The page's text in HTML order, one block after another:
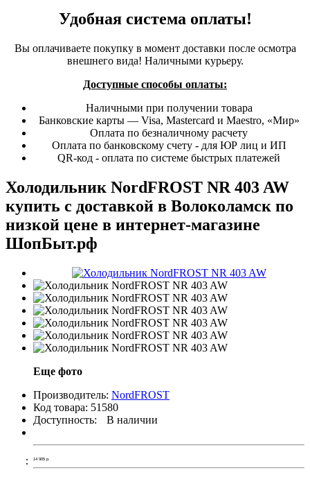
Удобная система оплаты!
Вы оплачиваете покупку в момент доставки после осмотра
внешнего вида! Наличными курьеру.
Доступные способы оплаты:
Наличными при получении товара
Банковские карты — Visa, Mastercard и Maestro, «Мир»
Оплата по безналичному расчету
Оплата по банковскому счету - для ЮР лиц и ИП
QR-код - оплата по системе быстрых платежей
Холодильник NordFROST NR 403 AW
купить с доставкой в Волоколамск по
низкой цене в интернет-магазине
ШопБыт.рф
Еще фото
Производитель: NordFROST
Код товара: 51580
Доступность:
В наличии
14 905 р.